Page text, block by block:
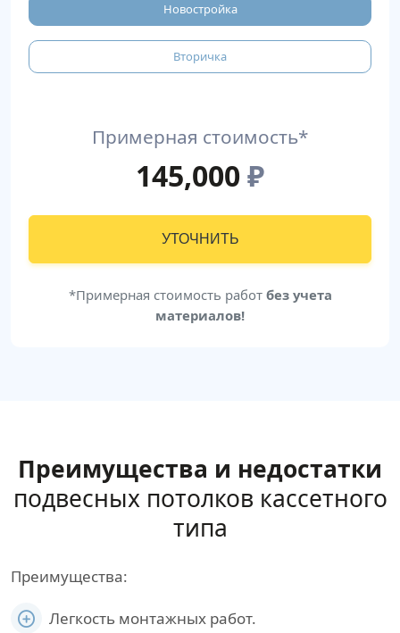
Новостройка
Вторичка
Примерная стоимость*
145,000₽
УТОЧНИТЬ
*Примерная стоимость работ без учета
материалов!
Преимущества и недостатки
подвесных потолков кассетного
типа
Преимущества:
Легкость монтажных работ.